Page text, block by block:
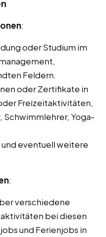
:
oder Studium im
Feldern.
oder Zertifikate in
Freizeitaktivitäten,
Schwimmlehrer, Yoga-
eventuell weitere
:
verschiedene
bei diesen
und Ferienjobs in